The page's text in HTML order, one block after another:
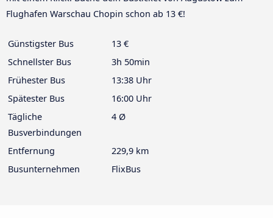
Flughafen Warschau Chopin schon ab 13 €!
Günstigster Bus
13 €
Schnellster Bus
3h 50min
Frühester Bus
13:38 Uhr
Spätester Bus
16:00 Uhr
Tägliche
Busverbindungen
4 Ø
Entfernung
229,9 km
Busunternehmen
FlixBus